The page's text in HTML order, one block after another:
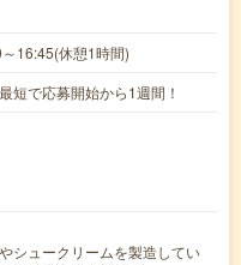
16:45(休憩1時間)
で応募開始から1週間！
シュークリームを製造してい